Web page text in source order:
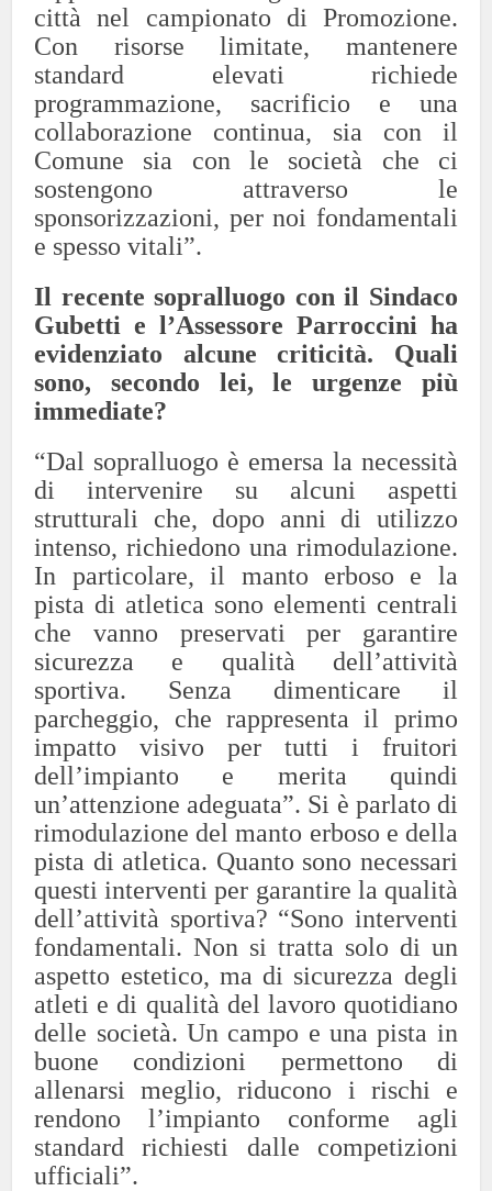
città nel campionato di Promozione.
Con risorse limitate, mantenere
standard elevati richiede
programmazione, sacrificio e una
collaborazione continua, sia con il
Comune sia con le società che ci
sostengono attraverso le
sponsorizzazioni, per noi fondamentali
e spesso vitali”.
Il recente sopralluogo con il Sindaco
Gubetti e l’Assessore Parroccini ha
evidenziato alcune criticità. Quali
sono, secondo lei, le urgenze più
immediate?
“Dal sopralluogo è emersa la necessità
di intervenire su alcuni aspetti
strutturali che, dopo anni di utilizzo
intenso, richiedono una rimodulazione.
In particolare, il manto erboso e la
pista di atletica sono elementi centrali
che vanno preservati per garantire
sicurezza e qualità dell’attività
sportiva. Senza dimenticare il
parcheggio, che rappresenta il primo
impatto visivo per tutti i fruitori
dell’impianto e merita quindi
un’attenzione adeguata”. Si è parlato di
rimodulazione del manto erboso e della
pista di atletica. Quanto sono necessari
questi interventi per garantire la qualità
dell’attività sportiva? “Sono interventi
fondamentali. Non si tratta solo di un
aspetto estetico, ma di sicurezza degli
atleti e di qualità del lavoro quotidiano
delle società. Un campo e una pista in
buone condizioni permettono di
allenarsi meglio, riducono i rischi e
rendono l’impianto conforme agli
standard richiesti dalle competizioni
ufficiali”.